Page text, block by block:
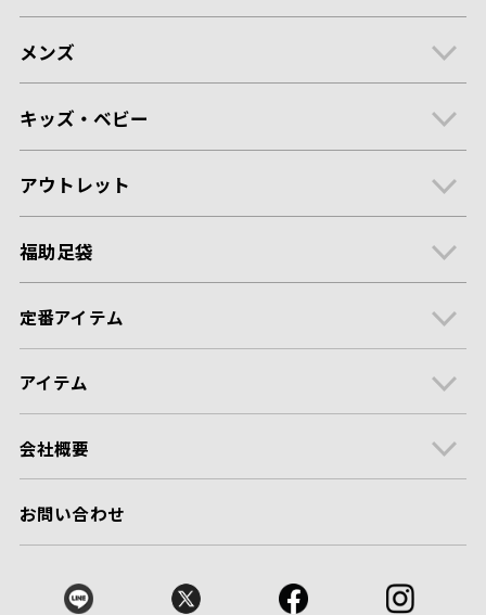
メンズ
キッズ・ベビー
アウトレット
福助足袋
定番アイテム
アイテム
会社概要
お問い合わせ